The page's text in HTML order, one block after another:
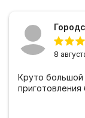
8
Круто